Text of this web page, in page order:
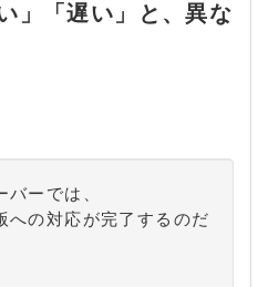
」「遅い」と、異な
ーでは、
への対応が完了するのだ